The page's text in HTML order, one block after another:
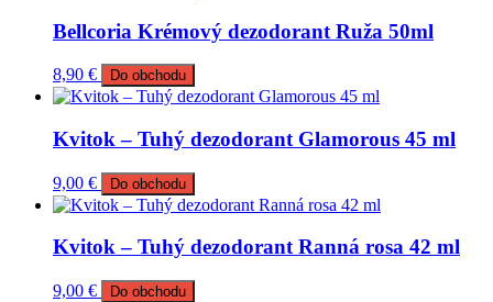
Bellcoria Krémový dezodorant Ruža 50ml
8,90 € Do obchodu
Kvitok – Tuhý dezodorant Glamorous 45 ml
9,00 € Do obchodu
Kvitok – Tuhý dezodorant Ranná rosa 42 ml
9,00 € Do obchodu